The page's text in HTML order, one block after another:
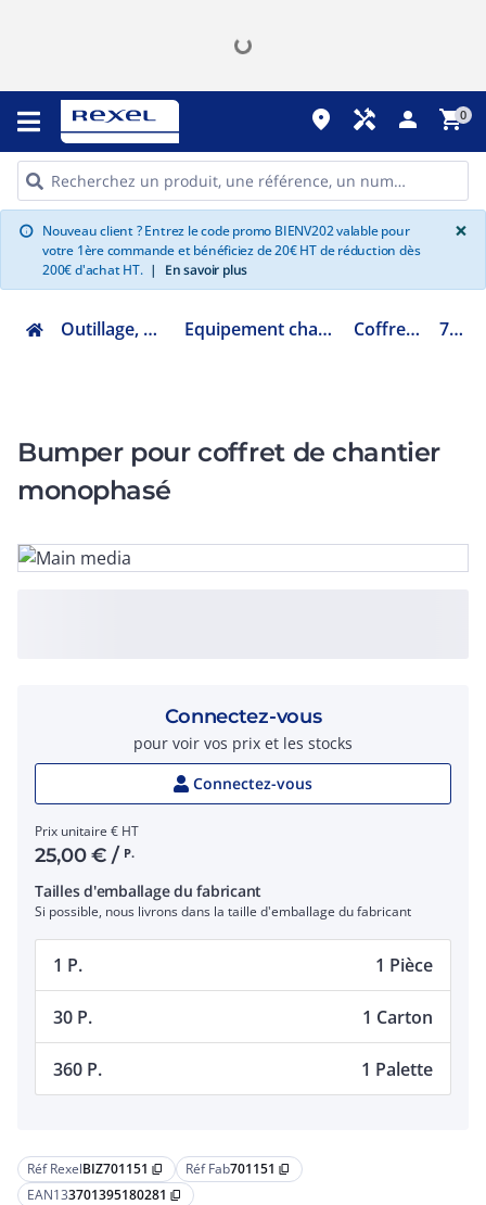
place handyman person shopping_cart0
info Nouveau client ? Entrez le code promo BIENV202 valable pour
votre 1ère commande et bénéficiez de 20€ HT de réduction dès
200€ d'achat HT. | En savoir plus
×
Outillage, mesure et fixation Equipement chantier, atelier et véhicule Coffret de chantier 701151
Bumper pour coffret de chantier
monophasé
Réf RexelBIZ701151 content_copy Réf Fab701151 content_copy
EAN133701395180281 content_copy
Connectez-vous
pour voir vos prix et les stocks
Connectez-vous
Prix unitaire € HT
25,00€ / P.
Tailles d'emballage du fabricant
Si possible, nous livrons dans la taille d'emballage du fabricant
1 P. 1 Pièce
30 P. 1 Carton
360 P. 1 Palette